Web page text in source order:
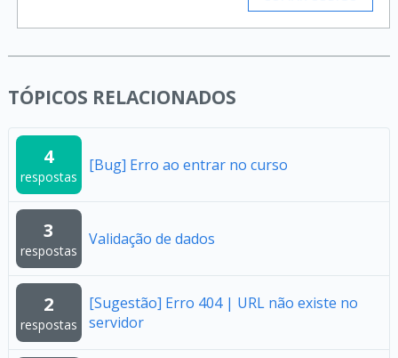
TÓPICOS RELACIONADOS
4
respostas
[Bug] Erro ao entrar no curso
3
respostas
Validação de dados
2
respostas
[Sugestão] Erro 404 | URL não existe no
servidor